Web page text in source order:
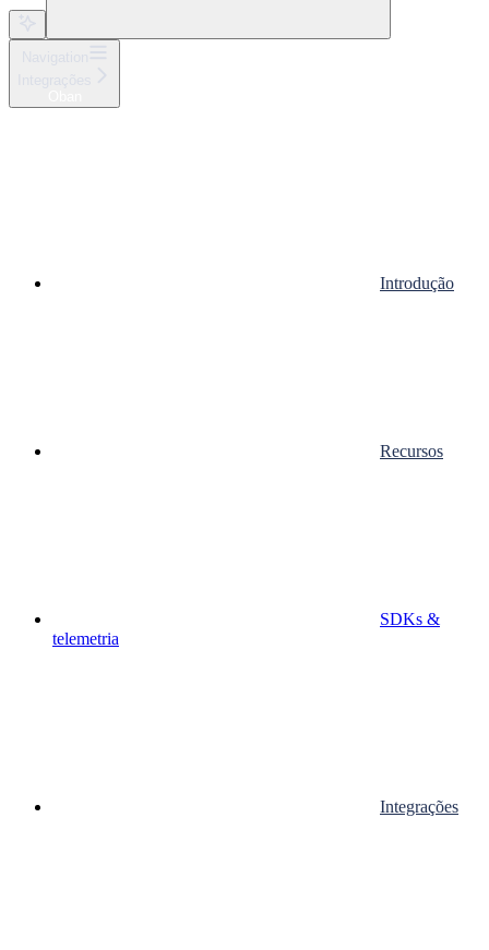
Introdução
Recursos
SDKs &
telemetria
Integrações